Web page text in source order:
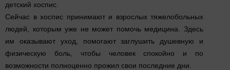
детский хоспис.
Сейчас в хоспис принимают и взрослых тяжелобольных
людей, которым уже не может помочь медицина. Здесь
им оказывают уход, помогают заглушить душевную и
физическую боль, чтобы человек спокойно и по
возможности полноценно прожил свои последние дни.